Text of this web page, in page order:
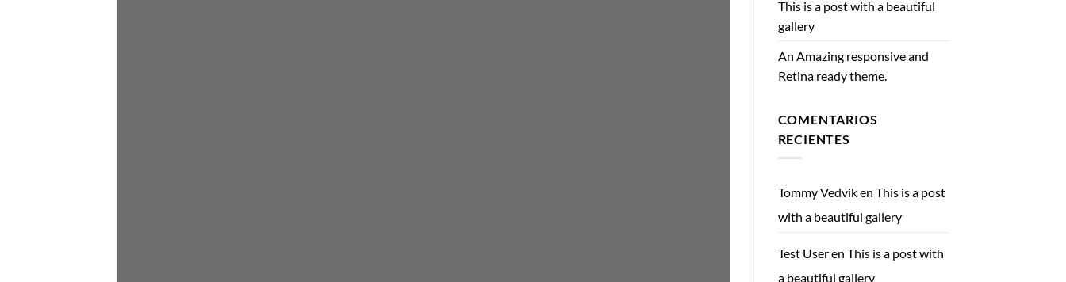
This is a post with a beautiful
gallery
An Amazing responsive and
Retina ready theme.
COMENTARIOS
RECIENTES
Tommy Vedviken This is a post
with a beautiful gallery
Test Useren This is a post with
a beautiful gallery